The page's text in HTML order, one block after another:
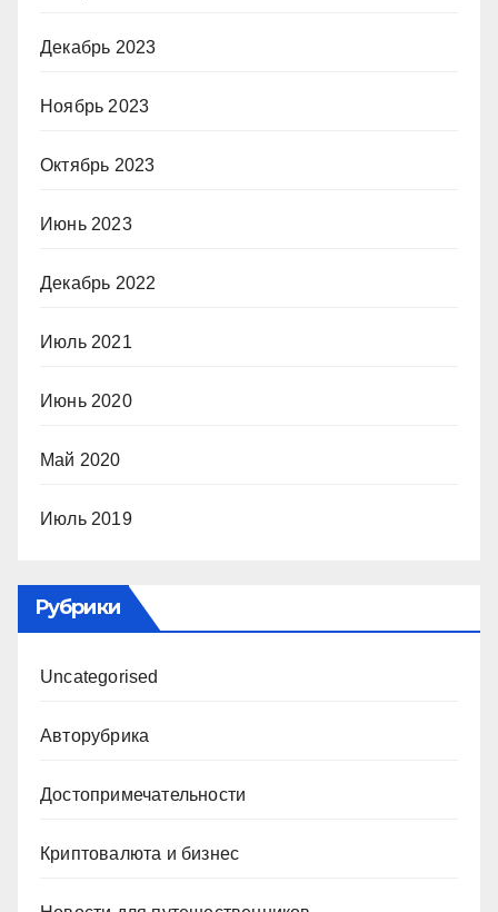
Декабрь 2023
Ноябрь 2023
Октябрь 2023
Июнь 2023
Декабрь 2022
Июль 2021
Июнь 2020
Май 2020
Июль 2019
Рубрики
Uncategorised
Авторубрика
Достопримечательности
Криптовалюта и бизнес